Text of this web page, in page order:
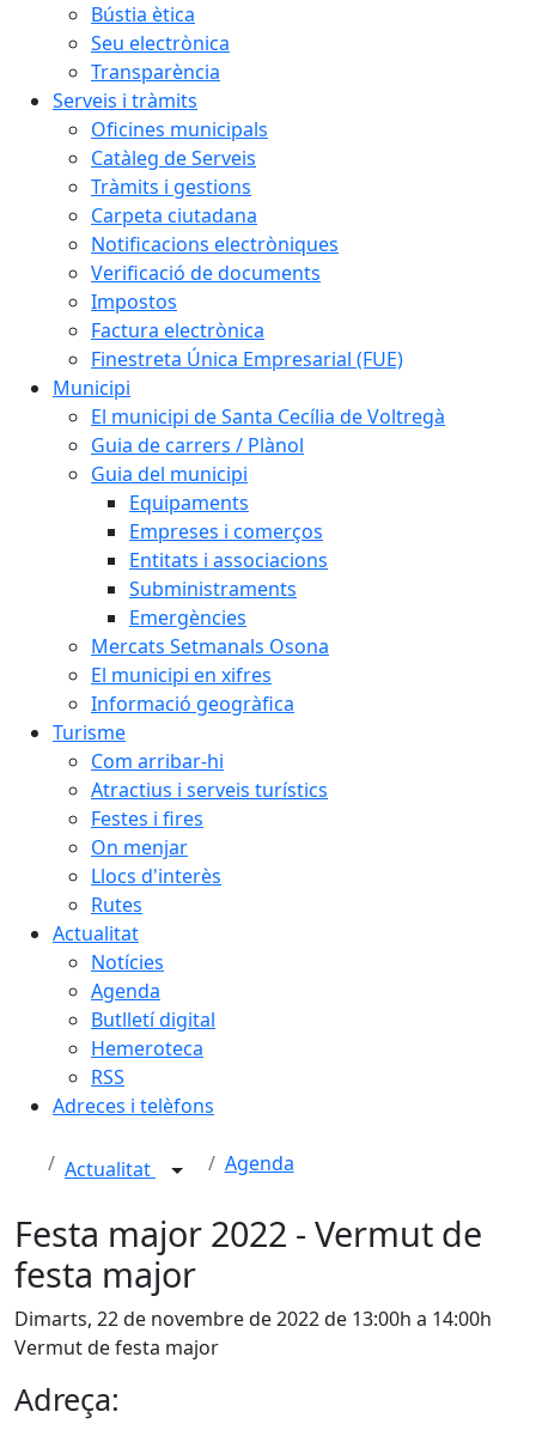
Bústia ètica
Seu electrònica
Transparència
Serveis i tràmits
Oficines municipals
Catàleg de Serveis
Tràmits i gestions
Carpeta ciutadana
Notificacions electròniques
Verificació de documents
Impostos
Factura electrònica
Finestreta Única Empresarial (FUE)
Municipi
El municipi de Santa Cecília de Voltregà
Guia de carrers / Plànol
Guia del municipi
Equipaments
Empreses i comerços
Entitats i associacions
Subministraments
Emergències
Mercats Setmanals Osona
El municipi en xifres
Informació geogràfica
Turisme
Com arribar-hi
Atractius i serveis turístics
Festes i fires
On menjar
Llocs d'interès
Rutes
Actualitat
Notícies
Agenda
Butlletí digital
Hemeroteca
RSS
Adreces i telèfons
Actualitat Agenda
Festa major 2022 - Vermut de
festa major
Dimarts, 22 de novembre de 2022 de 13:00h a 14:00h
Vermut de festa major
Adreça: